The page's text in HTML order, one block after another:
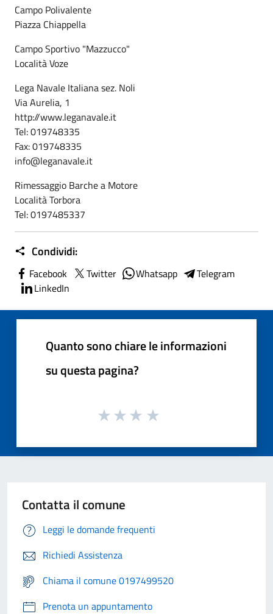
Campo Polivalente
Piazza Chiappella
Campo Sportivo "Mazzucco"
Località Voze
Lega Navale Italiana sez. Noli
Via Aurelia, 1
http://www.leganavale.it
Tel: 019748335
Fax: 019748335
info@leganavale.it
Rimessaggio Barche a Motore
Località Torbora
Tel: 0197485337
Condividi:
Facebook Twitter Whatsapp
Telegram
LinkedIn
Quanto sono chiare le informazioni
su questa pagina?
Contatta il comune
Leggi le domande frequenti
Richiedi Assistenza
Chiama il comune 0197499520
Prenota un appuntamento